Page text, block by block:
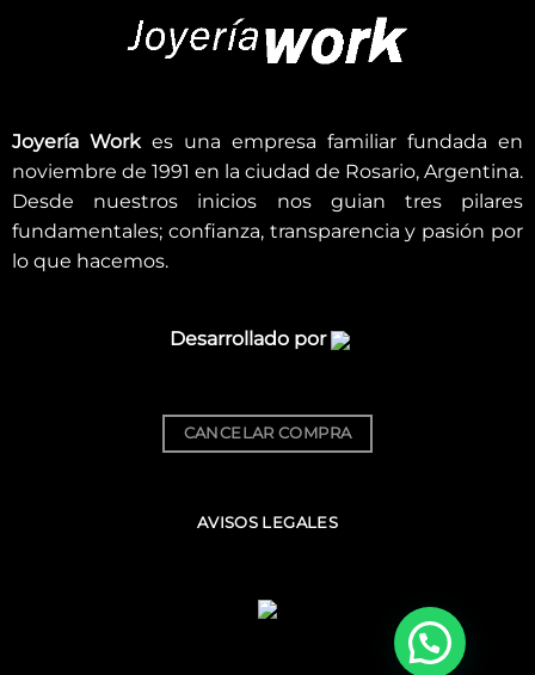
Joyería Workes una empresa familiar fundada en
noviembre de 1991 en la ciudad de Rosario, Argentina.
Desde nuestros inicios nos guian tres pilares
fundamentales; confianza, transparencia y pasión por
lo que hacemos.
Desarrollado por
CANCELAR COMPRA
AVISOS LEGALES